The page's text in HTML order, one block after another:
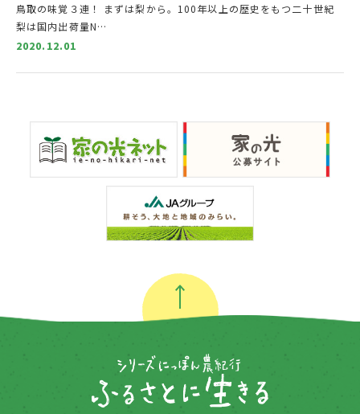
鳥取の味覚３連！ まずは梨から。100年以上の歴史をもつ二十世紀
梨は国内出荷量N…
2020.12.01